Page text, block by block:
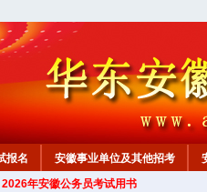
报名 安徽事业单位及其他招考
教材中心年安徽公务员考试用书